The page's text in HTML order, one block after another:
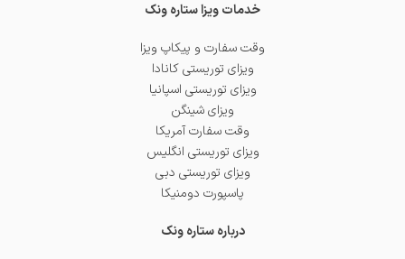
خدمات ویزا ستاره ونک
وقت سفارت و پیکاپ ویزا
ویزای توریستی کانادا
ویزای توریستی اسپانیا
ویزای شینگن
وقت سفارت آمریکا
ویزای توریستی انگلیس
ویزای توریستی دبی
پاسپورت دومنیکا
درباره ستاره ونک